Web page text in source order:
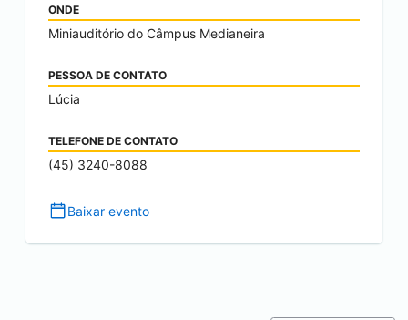
ONDE
Miniauditório do Câmpus Medianeira
PESSOA DE CONTATO
Lúcia
TELEFONE DE CONTATO
(45) 3240-8088
Baixar evento